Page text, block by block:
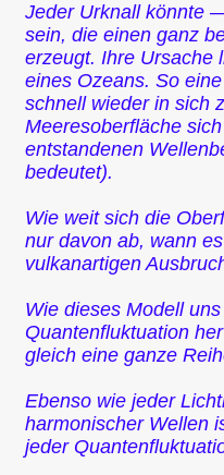
Jeder Urknall könnte
sein, die einen ganz
erzeugt. Ihre Ursache
eines Ozeans. So
schnell wieder in sich
Meeresoberfläche
entstandenen
bedeutet).
Wie weit sich die
nur davon ab, wann
vulkanartigen
Wie dieses Modell
Quanten­fluktuation
gleich eine ganze
Ebenso wie jeder
harmonischer Wellen
jeder